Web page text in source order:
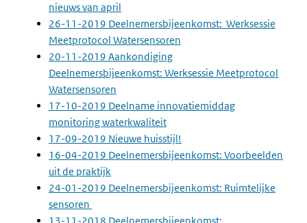
nieuws van april
26-11-2019 Deelnemersbijeenkomst: Werksessie
Meetprotocol Watersensoren
20-11-2019 Aankondiging
Deelnemersbijeenkomst: Werksessie Meetprotocol
Watersensoren
17-10-2019 Deelname innovatiemiddag
monitoring waterkwaliteit
17-09-2019 Nieuwe huisstijl!
16-04-2019 Deelnemersbijeenkomst: Voorbeelden
uit de praktijk
24-01-2019 Deelnemersbijeenkomst: Ruimtelijke
sensoren